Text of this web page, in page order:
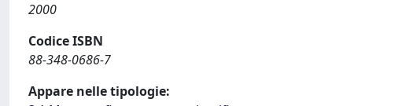
2000
Codice ISBN
88-348-0686-7
Appare nelle tipologie: